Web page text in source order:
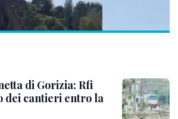
di Gorizia: Rfi
dei cantieri entro la